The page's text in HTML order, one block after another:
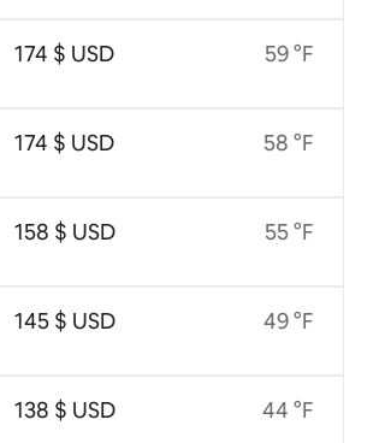
174 $ USD
174 $ USD
158 $ USD
145 $ USD
138 $ USD
59 °F
58 °F
55 °F
49 °F
44 °F